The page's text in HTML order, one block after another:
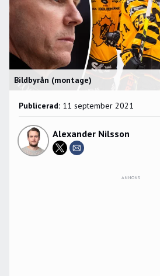
Bildbyrån (montage)
Publicerad: 11 september 2021
Alexander Nilsson
ANNONS